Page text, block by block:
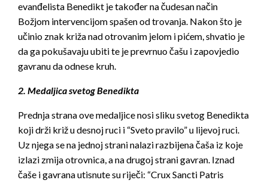
evanđelista Benedikt je također na čudesan način
Božjom intervencijom spašen od trovanja. Nakon što je
učinio znak križa nad otrovanim jelom i pićem, shvatio je
da ga pokušavaju ubiti te je prevrnuo čašu i zapovjedio
gavranu da odnese kruh.
2. Medaljica svetog Benedikta
Prednja strana ove medaljice nosi sliku svetog Benedikta
koji drži križ u desnoj ruci i “Sveto pravilo” u lijevoj ruci.
Uz njega se na jednoj strani nalazi razbijena čaša iz koje
izlazi zmija otrovnica, a na drugoj strani gavran. Iznad
čaše i gavrana utisnute su riječi: “Crux Sancti Patris